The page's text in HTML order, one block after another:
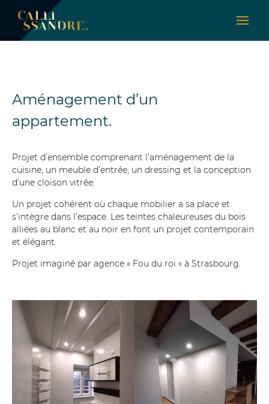
Aménagement d’un
appartement.
Projet d’ensemble comprenant l’aménagement de la
cuisine, un meuble d’entrée, un dressing et la conception
d’une cloison vitrée.
Un projet cohérent où chaque mobilier a sa place et
s’intègre dans l’espace. Les teintes chaleureuses du bois
alliées au blanc et au noir en font un projet contemporain
et élégant.
Projet imaginé par agence « Fou du roi » à Strasbourg.